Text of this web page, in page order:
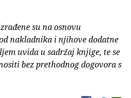
su na osnovu
nakladnika i njihove dodatne
uvida u sadržaj knjige, te se
bez prethodnog dogovora s